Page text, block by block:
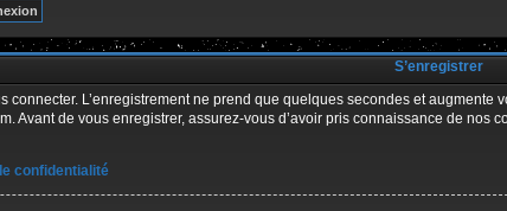
S’enregistrer
connecter. L’enregistrement ne prend que quelques secondes et
Avant de vous enregistrer, assurez-vous d’avoir pris connaissance de nos
confidentialité